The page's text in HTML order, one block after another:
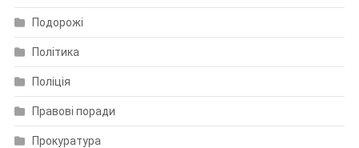
Подорожі
Політика
Поліція
Правові поради
Прокуратура